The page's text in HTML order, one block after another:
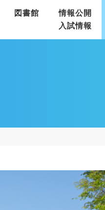
図書館
情報公開
入試情報